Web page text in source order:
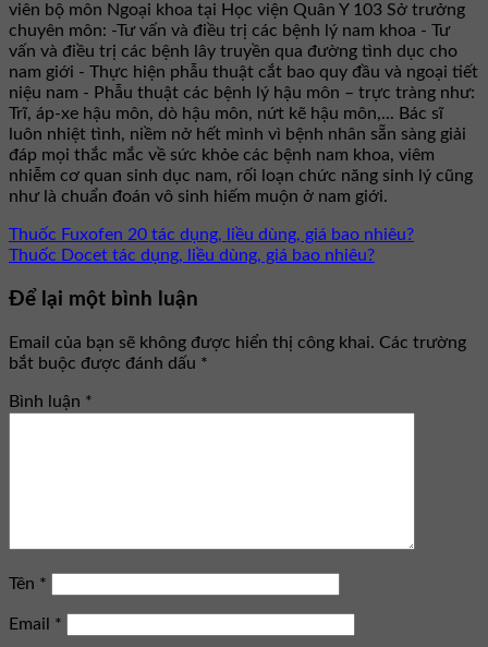
viên bộ môn Ngoại khoa tại Học viện Quân Y 103 Sở trưởng
chuyên môn: -Tư vấn và điều trị các bệnh lý nam khoa - Tư
vấn và điều trị các bệnh lây truyền qua đường tình dục cho
nam giới - Thực hiện phẫu thuật cắt bao quy đầu và ngoại tiết
niệu nam - Phẫu thuật các bệnh lý hậu môn – trực tràng như:
Trĩ, áp-xe hậu môn, dò hậu môn, nứt kẽ hậu môn,... Bác sĩ
luôn nhiệt tình, niềm nở hết mình vì bệnh nhân sẵn sàng giải
đáp mọi thắc mắc về sức khỏe các bệnh nam khoa, viêm
nhiễm cơ quan sinh dục nam, rối loạn chức năng sinh lý cũng
như là chuẩn đoán vô sinh hiếm muộn ở nam giới.
Thuốc Fuxofen 20 tác dụng, liều dùng, giá bao nhiêu?
Thuốc Docet tác dụng, liều dùng, giá bao nhiêu?
Để lại một bình luận
Email của bạn sẽ không được hiển thị công khai. Các trường
bắt buộc được đánh dấu *
Bình luận *
Tên *
Email *